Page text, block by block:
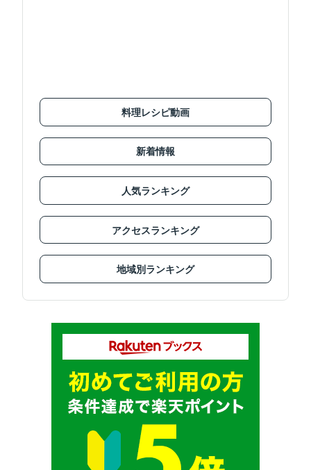
料理レシピ動画
新着情報
人気ランキング
アクセスランキング
地域別ランキング